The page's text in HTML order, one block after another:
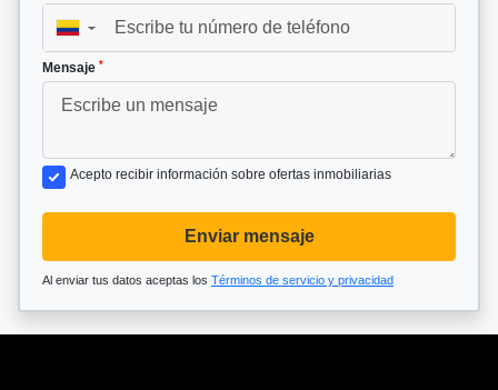
▼
Mensaje *
Acepto recibir información sobre ofertas inmobiliarias
Enviar mensaje
Al enviar tus datos aceptas los Términos de servicio y privacidad